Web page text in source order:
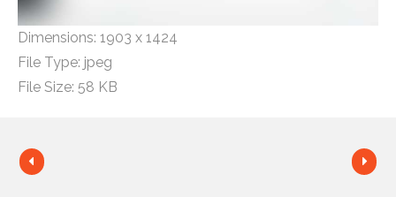
Dimensions: 1903 x 1424
File Type: jpeg
File Size: 58 KB